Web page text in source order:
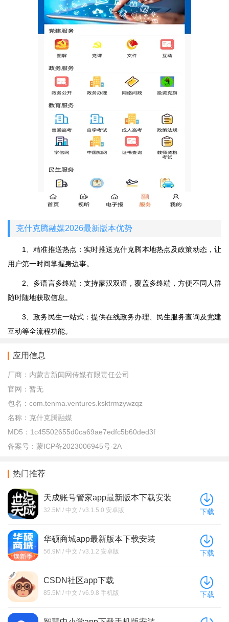
克什克腾融媒2026最新版本优势
1、精准推送热点：实时推送克什克腾本地热点及政策动态，让
用户第一时间掌握身边事。
2、多语言多终端：支持蒙汉双语，覆盖多终端，方便不同人群
随时随地获取信息。
3、政务民生一站式：提供在线政务办理、民生服务查询及党建
互动等全流程功能。
应用信息
厂商： 内蒙古新闻网传媒有限责任公司
官网： 暂无
包名： com.tenma.ventures.ksktrmzywzqz
名称： 克什克腾融媒
MD5： 1c45502655d0ca69ae7edfc5b60ded3f
备案号： 蒙ICP备2023006945号-2A
热门推荐
天成账号管家app最新版本下载安装
32.5M / 中文 / v3.1.5.0 安卓版 下载
华硕商城app最新版本下载安装
56.9M / 中文 / v3.1.2 安卓版 下载
CSDN社区app下载
85.5M / 中文 / v6.9.8 手机版 下载